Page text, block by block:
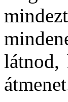
látnod,